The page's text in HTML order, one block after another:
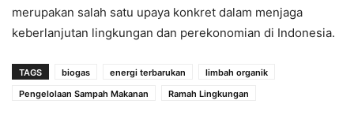
merupakan salah satu upaya konkret dalam menjaga
keberlanjutan lingkungan dan perekonomian di Indonesia.
TAGS biogas energi terbarukan
limbah organik
Pengelolaan Sampah Makanan
Ramah Lingkungan